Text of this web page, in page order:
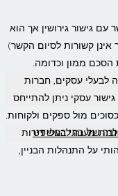
של בתי המשפט
עם גישור גירושין אך הוא
קשורות לסיום הקשר)
הסכם ממון וכדומה.
לבעלי עסקים, חברות
עסקי ניתן להתייחס
מול ספקים ולקוחות.
מענה לבעלי דירות
על התנהלות הבניין,